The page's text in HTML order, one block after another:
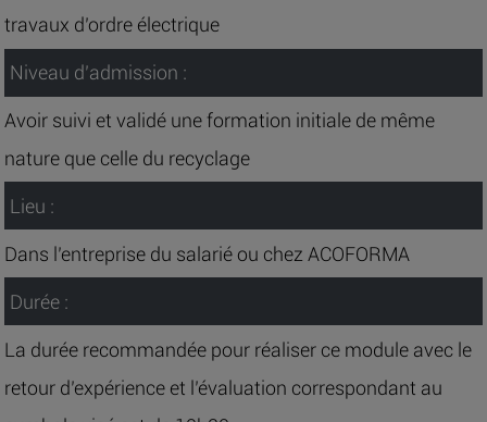
travaux d’ordre électrique
Niveau d’admission :
Avoir suivi et validé une formation initiale de même
nature que celle du recyclage
Lieu :
Dans l’entreprise du salarié ou chez ACOFORMA
Durée :
La durée recommandée pour réaliser ce module avec le
retour d’expérience et l’évaluation correspondant au